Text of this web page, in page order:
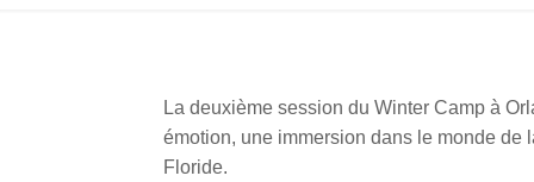
La deuxième session du Winter Camp à
émotion, une immersion dans le monde de
Floride.